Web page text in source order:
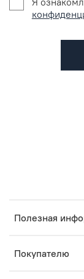
Полезная
Покупателю